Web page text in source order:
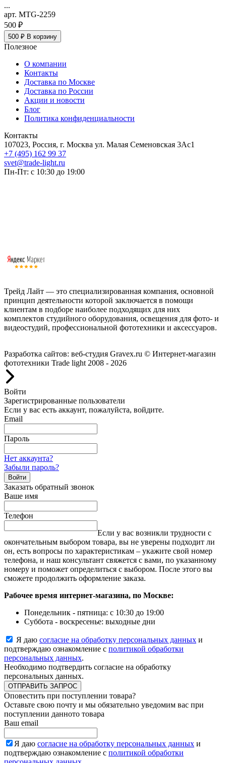
...
арт. MTG-2259
500 ₽
500 ₽ В корзину
Полезное
О компании
Контакты
Доставка по Москве
Доставка по России
Акции и новости
Блог
Политика конфиденциальности
Контакты
107023, Россия, г. Москва ул. Малая Семеновская 3Ас1
+7 (495) 162 99 37
svet@trade-light.ru
Пн-Пт: с 10:30 до 19:00
Трейд Лайт — это специализированная компания, основной
принцип деятельности которой заключается в помощи
клиентам в подборе наиболее подходящих для них
комплектов студийного оборудования, освещения для фото- и
видеостудий, профессиональной фототехники и аксессуаров.
Разработка сайтов: веб-студия Gravex.ru © Интернет-магазин
фототехники Trade light 2008 - 2026
Войти
Зарегистрированные пользователи
Если у вас есть аккаунт, пожалуйста, войдите.
Email
Пароль
Нет аккаунта?
Забыли пароль?
Войти
Заказать обратный звонок
Ваше имя
Телефон
Если у вас возникли трудности с
окончательным выбором товара, вы не уверены подходит ли
он, есть вопросы по характеристикам – укажите свой номер
телефона, и наш консультант свяжется с вами, по указанному
номеру и поможет определиться с выбором. После этого вы
сможете продолжить оформление заказа.
Рабочее время интернет-магазина, по Москве:
Понедельник - пятница: с 10:30 до 19:00
Суббота - воскресенье: выходные дни
Я даю согласие на обработку персональных данных и
подтверждаю ознакомление с политикой обработки
персональных данных.
Необходимо подтвердить согласие на обработку
персональных данных.
ОТПРАВИТЬ ЗАПРОС
Оповестить при поступлении товара?
Оставьте свою почту и мы обязательно уведомим вас при
поступлении данното товара
Ваш email
Я даю согласие на обработку персональных данных и
подтверждаю ознакомление с политикой обработки